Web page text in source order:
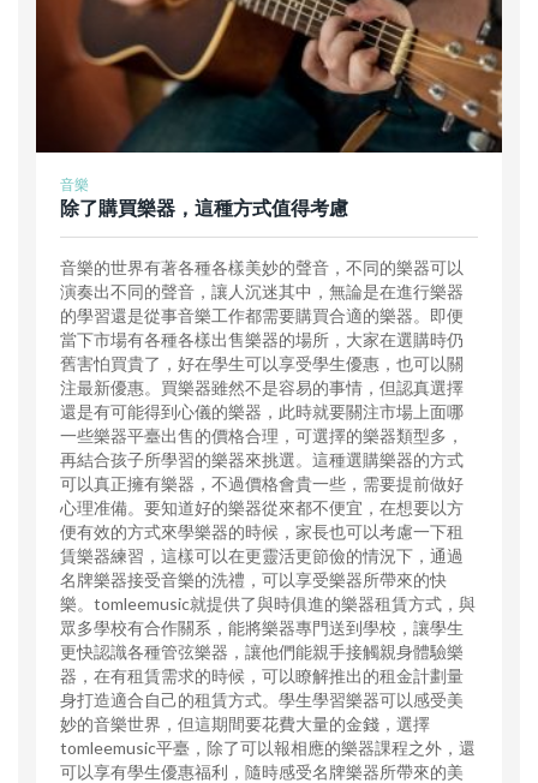
音樂
除了購買樂器，這種方式值得考慮
音樂的世界有著各種各樣美妙的聲音，不同的樂器可以
演奏出不同的聲音，讓人沉迷其中，無論是在進行樂器
的學習還是從事音樂工作都需要購買合適的樂器。即便
當下市場有各種各樣出售樂器的場所，大家在選購時仍
舊害怕買貴了，好在學生可以享受學生優惠，也可以關
注最新優惠。買樂器雖然不是容易的事情，但認真選擇
還是有可能得到心儀的樂器，此時就要關注市場上面哪
一些樂器平臺出售的價格合理，可選擇的樂器類型多，
再結合孩子所學習的樂器來挑選。這種選購樂器的方式
可以真正擁有樂器，不過價格會貴一些，需要提前做好
心理准備。要知道好的樂器從來都不便宜，在想要以方
便有效的方式來學樂器的時候，家長也可以考慮一下租
賃樂器練習，這樣可以在更靈活更節儉的情況下，通過
名牌樂器接受音樂的洗禮，可以享受樂器所帶來的快
樂。tomleemusic就提供了與時俱進的樂器租賃方式，與
眾多學校有合作關系，能將樂器專門送到學校，讓學生
更快認識各種管弦樂器，讓他們能親手接觸親身體驗樂
器，在有租賃需求的時候，可以瞭解推出的租金計劃量
身打造適合自己的租賃方式。學生學習樂器可以感受美
妙的音樂世界，但這期間要花費大量的金錢，選擇
tomleemusic平臺，除了可以報相應的樂器課程之外，還
可以享有學生優惠福利，隨時感受名牌樂器所帶來的美